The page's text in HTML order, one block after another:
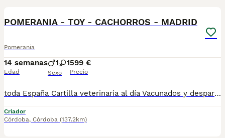
POMERANIA - TOY - CACHORROS - MADRID
Pomerania
14 semanas
Edad
1 1
Sexo
599 €
Precio
toda España Cartilla veterinaria al día Vacunados y desparasitados según edad Microchip incluido Revisados por veterinario Cachorros socializados y acostumbrados al contacto humano Asesoramiento antes y después de la entrega 670864332 ADEMAS NO COBRAMOS NI UN EURO POR ADELANTADO , PASA QUE PAGAS Y LUEGO NO TE LLEGA NADA !!!!! los cachorros están socializados y en perfectas condiciones , mejor escríbenos al what y te detallamos info si quieres tener una buena experiencia este es tu sitio. . GRACIAS .......................................................................
Criador
Córdoba, Córdoba (137.2km)